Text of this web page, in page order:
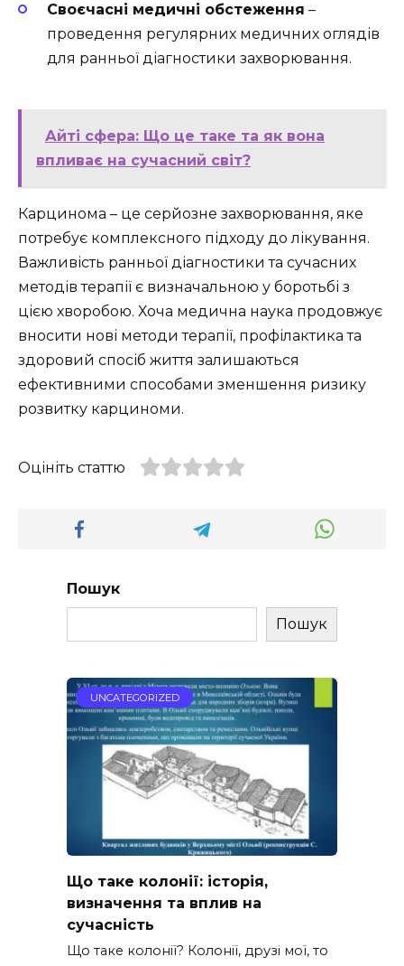
Своєчасні медичні обстеження –
проведення регулярних медичних оглядів
для ранньої діагностики захворювання.
Айті сфера: Що це таке та як вона
впливає на сучасний світ?
Карцинома – це серйозне захворювання, яке
потребує комплексного підходу до лікування.
Важливість ранньої діагностики та сучасних
методів терапії є визначальною у боротьбі з
цією хворобою. Хоча медична наука продовжує
вносити нові методи терапії, профілактика та
здоровий спосіб життя залишаються
ефективними способами зменшення ризику
розвитку карциноми.
Оцініть статтю
Пошук
Пошук
UNCATEGORIZED
Що таке колонії: історія,
визначення та вплив на
сучасність
Що таке колонії? Колонії, друзі мої, то